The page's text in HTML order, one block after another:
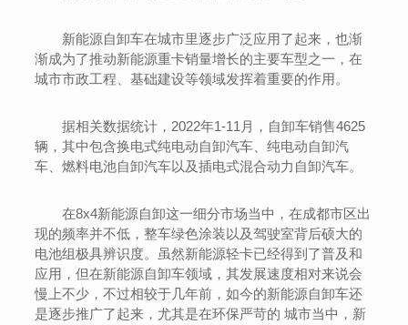
新能源自卸车在城市里逐步广泛应用了起来，也渐
渐成为了推动新能源重卡销量增长的主要车型之一，在
城市市政工程、基础建设等领域发挥着重要的作用。
据相关数据统计，2022年1-11月，自卸车销售4625
辆，其中包含换电式纯电动自卸汽车、纯电动自卸汽
车、燃料电池自卸汽车以及插电式混合动力自卸汽车。
在8x4新能源自卸这一细分市场当中，在成都市区出
现的频率并不低，整车绿色涂装以及驾驶室背后硕大的
电池组极具辨识度。虽然新能源轻卡已经得到了普及和
应用，但在新能源自卸车领域，其发展速度相对来说会
慢上不少，不过相较于几年前，如今的新能源自卸车还
是逐步推广了起来，尤其是在环保严苛的 城市当中，新